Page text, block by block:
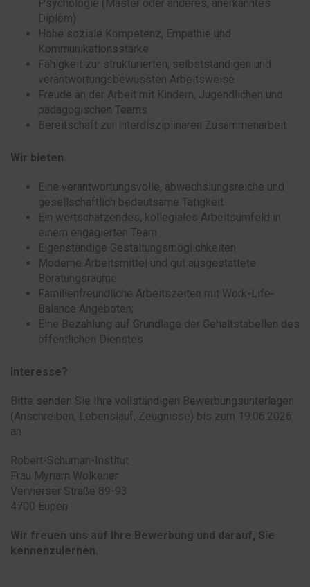
Psychologie (Master oder anderes, anerkanntes
Diplom)
Hohe soziale Kompetenz, Empathie und
Kommunikationsstärke
Fähigkeit zur strukturierten, selbstständigen und
verantwortungsbewussten Arbeitsweise
Freude an der Arbeit mit Kindern, Jugendlichen und
pädagogischen Teams
Bereitschaft zur interdisziplinären Zusammenarbeit
Wir bieten
Eine verantwortungsvolle, abwechslungsreiche und
gesellschaftlich bedeutsame Tätigkeit
Ein wertschätzendes, kollegiales Arbeitsumfeld in
einem engagierten Team
Eigenständige Gestaltungsmöglichkeiten
Moderne Arbeitsmittel und gut ausgestattete
Beratungsräume
Familienfreundliche Arbeitszeiten mit Work-Life-
Balance Angeboten;
Eine Bezahlung auf Grundlage der Gehaltstabellen des
öffentlichen Dienstes.
Interesse?
Bitte senden Sie Ihre vollständigen Bewerbungsunterlagen
(Anschreiben, Lebenslauf, Zeugnisse) bis zum 19.06.2026
an:
Robert-Schuman-Institut
Frau Myriam Wolkener
Vervierser Straße 89-93
4700 Eupen
Wir freuen uns auf Ihre Bewerbung und darauf, Sie
kennenzulernen.